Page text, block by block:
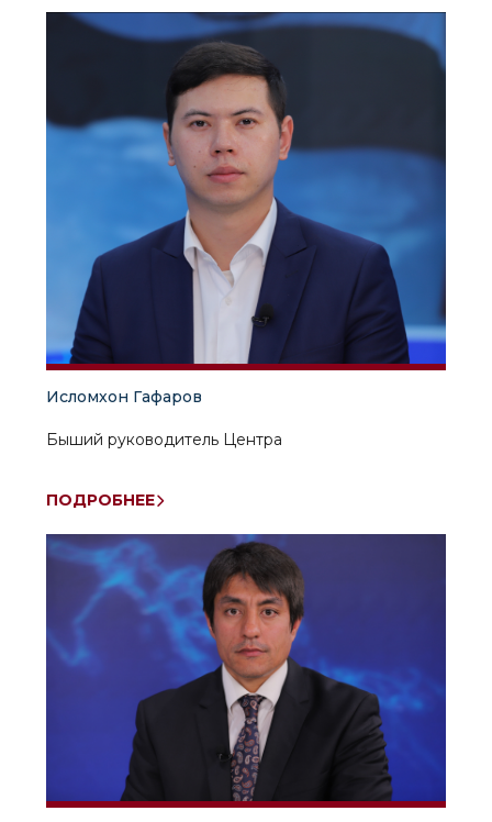
Исломхон Гафаров
Быший руководитель Центра
ПОДРОБНЕЕ